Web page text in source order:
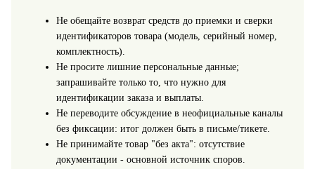
Не обещайте возврат средств до приемки и сверки
идентификаторов товара (модель, серийный номер,
комплектность).
Не просите лишние персональные данные;
запрашивайте только то, что нужно для
идентификации заказа и выплаты.
Не переводите обсуждение в неофициальные каналы
без фиксации: итог должен быть в письме/тикете.
Не принимайте товар "без акта": отсутствие
документации - основной источник споров.